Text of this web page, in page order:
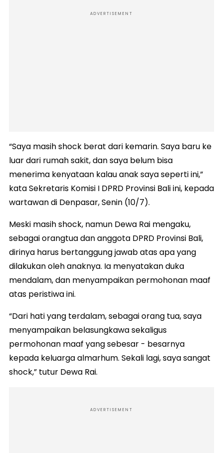
ADVERTISEMENT
“Saya masih shock berat dari kemarin. Saya baru ke
luar dari rumah sakit, dan saya belum bisa
menerima kenyataan kalau anak saya seperti ini,”
kata Sekretaris Komisi I DPRD Provinsi Bali ini, kepada
wartawan di Denpasar, Senin (10/7).
Meski masih shock, namun Dewa Rai mengaku,
sebagai orangtua dan anggota DPRD Provinsi Bali,
dirinya harus bertanggung jawab atas apa yang
dilakukan oleh anaknya. Ia menyatakan duka
mendalam, dan menyampaikan permohonan maaf
atas peristiwa ini.
“Dari hati yang terdalam, sebagai orang tua, saya
menyampaikan belasungkawa sekaligus
permohonan maaf yang sebesar - besarnya
kepada keluarga almarhum. Sekali lagi, saya sangat
shock,” tutur Dewa Rai.
ADVERTISEMENT